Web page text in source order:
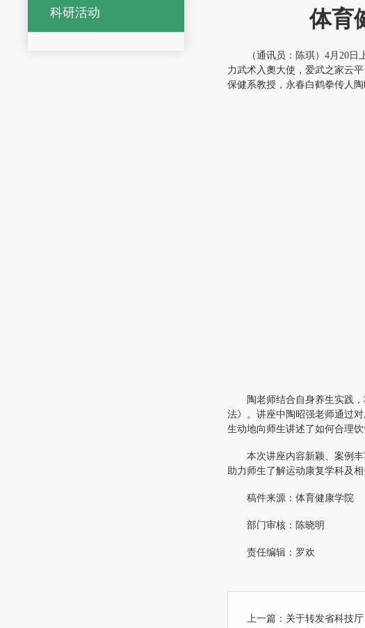
科研活动 体育
（通讯员：陈琪）4月20
力武术入奧大使，爱武之家云
保健系教授，永春白鹤拳传人
陶老师结合自身养生实践
法》。讲座中陶昭强老师通过
生动地向师生讲述了如何合理
本次讲座内容新颖、案例
助力师生了解运动康复学科及
稿件来源：体育健康学院
部门审核：陈晓明
责任编辑：罗欢
上一篇： 关于转发省科技